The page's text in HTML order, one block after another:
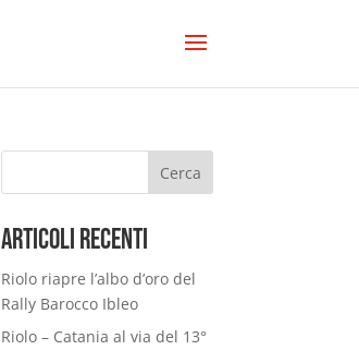
Cerca
Articoli Recenti
Riolo riapre l’albo d’oro del
Rally Barocco Ibleo
Riolo – Catania al via del 13°